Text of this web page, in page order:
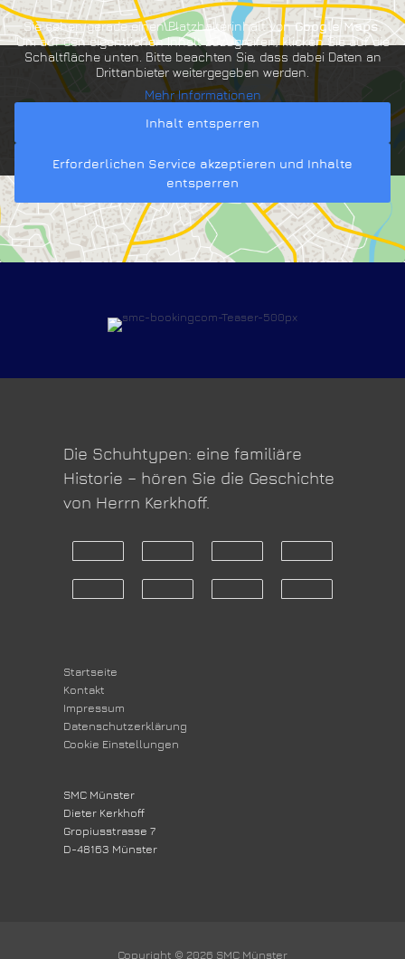
Sie sehen gerade einen Platzhalterinhalt vonGoogle Maps.
Um auf den eigentlichen Inhalt zuzugreifen, klicken Sie auf die
Schaltfläche unten. Bitte beachten Sie, dass dabei Daten an
Drittanbieter weitergegeben werden.
Mehr Informationen
Inhalt entsperren
Erforderlichen Service akzeptieren und Inhalte
entsperren
Die Schuhtypen: eine familiäre
Historie – hören Sie die Geschichte
von Herrn Kerkhoff.
Startseite
Kontakt
Impressum
Datenschutzerklärung
Cookie Einstellungen
SMC Münster
Dieter Kerkhoff
Gropiusstrasse 7
D-48163 Münster
Copyright © 2026 SMC Münster